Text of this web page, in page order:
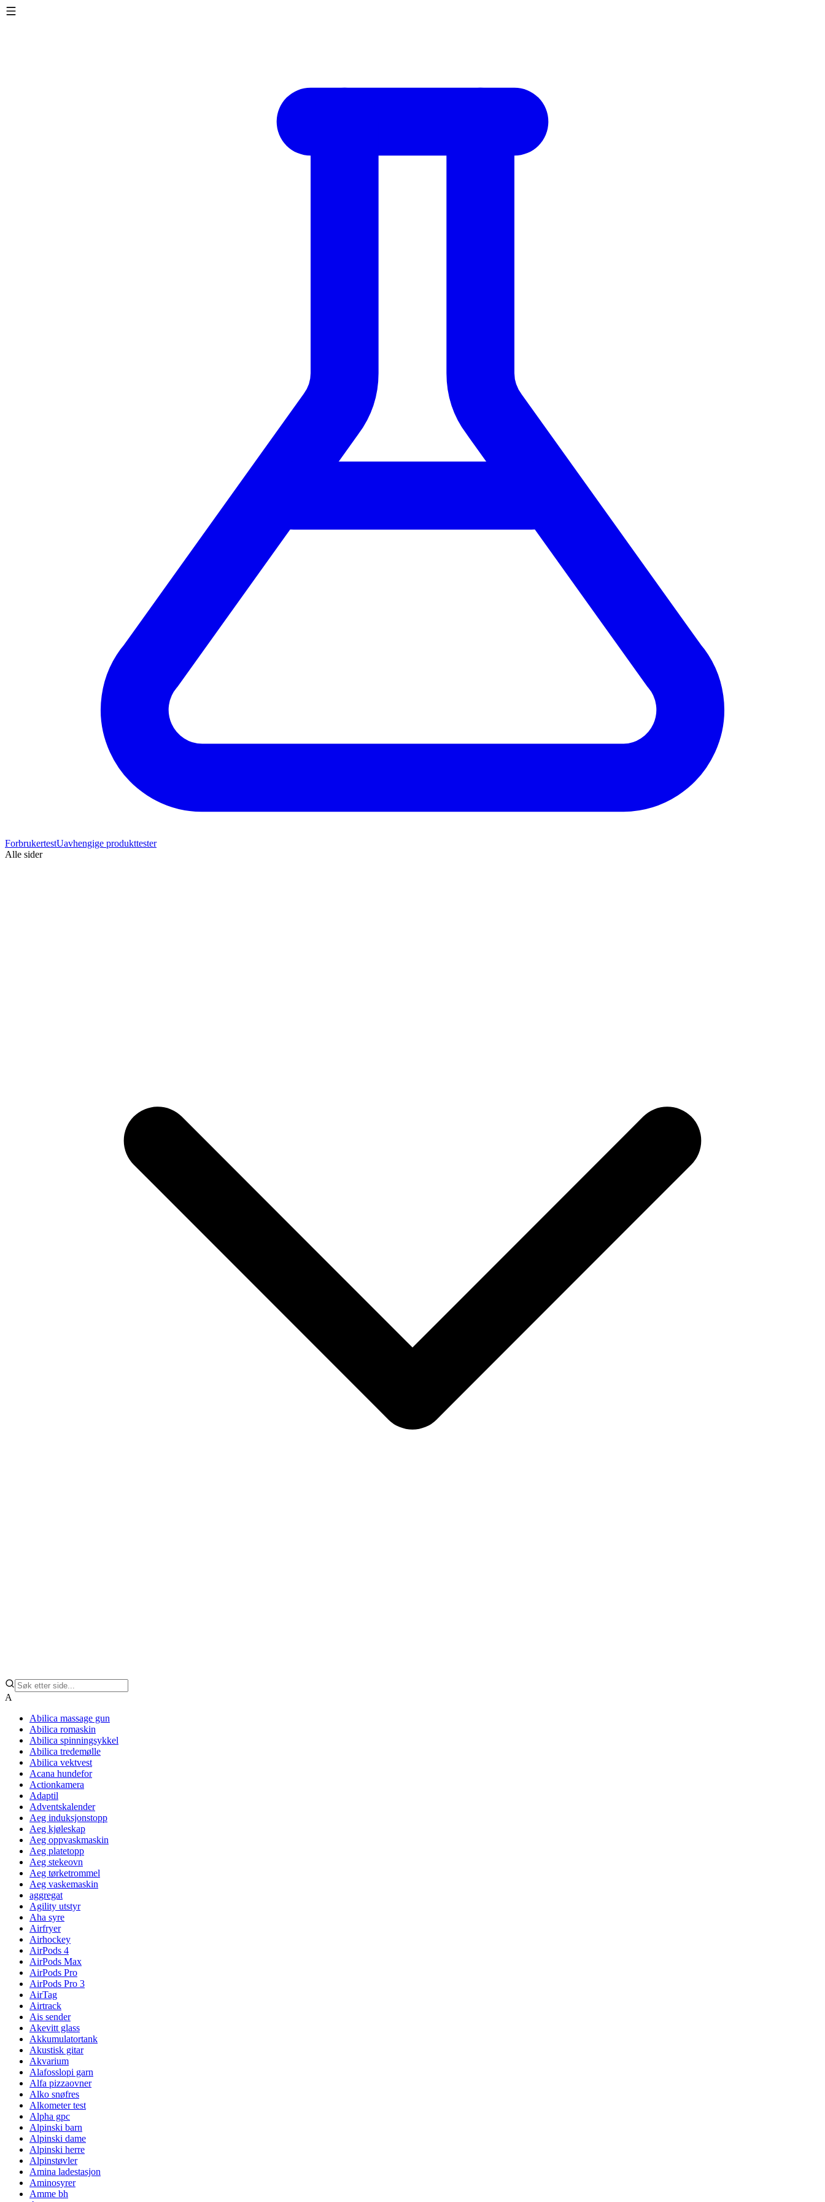
ForbrukertestUavhengige produkttester
Alle sider
A
Abilica massage gun
Abilica romaskin
Abilica spinningsykkel
Abilica tredemølle
Abilica vektvest
Acana hundefor
Actionkamera
Adaptil
Adventskalender
Aeg induksjonstopp
Aeg kjøleskap
Aeg oppvaskmaskin
Aeg platetopp
Aeg stekeovn
Aeg tørketrommel
Aeg vaskemaskin
aggregat
Agility utstyr
Aha syre
Airfryer
Airhockey
AirPods 4
AirPods Max
AirPods Pro
AirPods Pro 3
AirTag
Airtrack
Ais sender
Akevitt glass
Akkumulatortank
Akustisk gitar
Akvarium
Alafosslopi garn
Alfa pizzaovner
Alko snøfres
Alkometer test
Alpha gpc
Alpinski barn
Alpinski dame
Alpinski herre
Alpinstøvler
Amina ladestasjon
Aminosyrer
Amme bh